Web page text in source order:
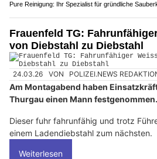
Pure Reinigung: Ihr Spezialist für gründliche
Frauenfeld TG:
von Diebstahl zu Diebstahl
24.03.26 VON POLIZEI.NEWS
Am Montagabend haben
Thurgau einen Mann festgenommen.
Dieser fuhr fahrunfähig und trotz
einem Ladendiebstahl zum nächsten.
Weiterlesen